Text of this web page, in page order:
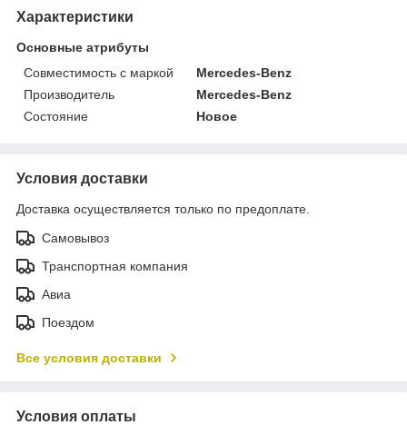
Характеристики
Основные атрибуты
Совместимость с маркой
Mercedes-Benz
Производитель
Mercedes-Benz
Состояние
Новое
Условия доставки
Доставка осуществляется только по предоплате.
Самовывоз
Транспортная компания
Авиа
Поездом
Все условия доставки
Условия оплаты